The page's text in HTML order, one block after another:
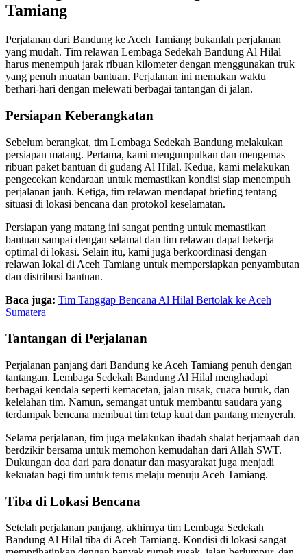
Tamiang
Perjalanan dari Bandung ke Aceh Tamiang bukanlah perjalanan
yang mudah. Tim relawan Lembaga Sedekah Bandung Al Hilal
harus menempuh jarak ribuan kilometer dengan menggunakan truk
yang penuh muatan bantuan. Perjalanan ini memakan waktu
berhari-hari dengan melewati berbagai tantangan di jalan.
Persiapan Keberangkatan
Sebelum berangkat, tim Lembaga Sedekah Bandung melakukan
persiapan matang. Pertama, kami mengumpulkan dan mengemas
ribuan paket bantuan di gudang Al Hilal. Kedua, kami melakukan
pengecekan kendaraan untuk memastikan kondisi siap menempuh
perjalanan jauh. Ketiga, tim relawan mendapat briefing tentang
situasi di lokasi bencana dan protokol keselamatan.
Persiapan yang matang ini sangat penting untuk memastikan
bantuan sampai dengan selamat dan tim relawan dapat bekerja
optimal di lokasi. Selain itu, kami juga berkoordinasi dengan
relawan lokal di Aceh Tamiang untuk mempersiapkan penyambutan
dan distribusi bantuan.
Baca juga: Tim Tanggap Bencana Al Hilal Bertolak ke Aceh
Sumatera
Tantangan di Perjalanan
Perjalanan panjang dari Bandung ke Aceh Tamiang penuh dengan
tantangan. Lembaga Sedekah Bandung Al Hilal menghadapi
berbagai kendala seperti kemacetan, jalan rusak, cuaca buruk, dan
kelelahan tim. Namun, semangat untuk membantu saudara yang
terdampak bencana membuat tim tetap kuat dan pantang menyerah.
Selama perjalanan, tim juga melakukan ibadah shalat berjamaah dan
berdzikir bersama untuk memohon kemudahan dari Allah SWT.
Dukungan doa dari para donatur dan masyarakat juga menjadi
kekuatan bagi tim untuk terus melaju menuju Aceh Tamiang.
Tiba di Lokasi Bencana
Setelah perjalanan panjang, akhirnya tim Lembaga Sedekah
Bandung Al Hilal tiba di Aceh Tamiang. Kondisi di lokasi sangat